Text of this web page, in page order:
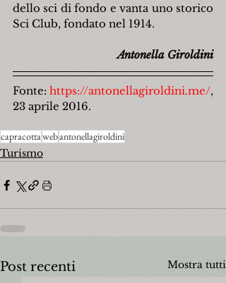
dello sci di fondo e vanta uno storico
Sci Club, fondato nel 1914.
Antonella Giroldini
Fonte: https://antonellagiroldini.me/,
23 aprile 2016.
capracottawebantonellagiroldini
Turismo
Post recenti Mostra tutti